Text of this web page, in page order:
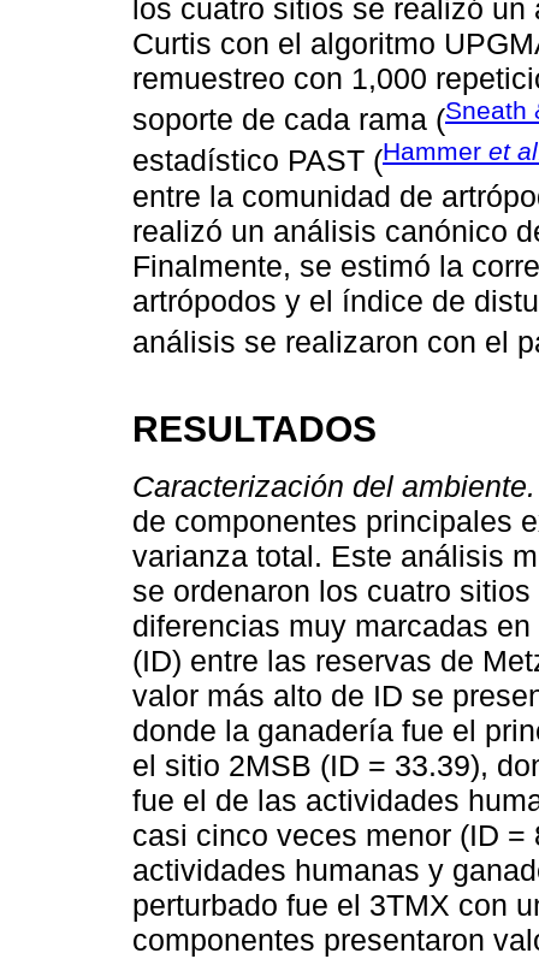
los cuatro sitios se realizó
Curtis con el algoritmo
remuestreo con 1,000
soporte de cada rama (Sneath
estadístico PAST (Hammer et
entre la comunidad de
realizó un análisis canónico
Finalmente, se estimó la
artrópodos y el índice de
análisis se realizaron con el
RESULTADOS
Caracterización del ambiente.
de componentes principales
varianza total. Este análisis
se ordenaron los cuatro
diferencias muy marcadas
(ID) entre las reservas de
valor más alto de ID se
donde la ganadería fue el
el sitio 2MSB (ID = 33.39),
fue el de las actividades
casi cinco veces menor (ID
actividades humanas y
perturbado fue el 3TMX con
componentes presentaron